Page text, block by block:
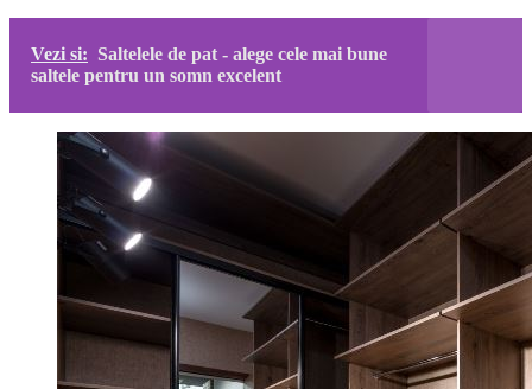
Vezi si: Saltelele de pat - alege cele mai bune
saltele pentru un somn excelent